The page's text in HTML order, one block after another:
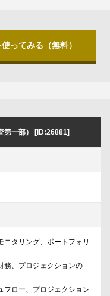
ってみる（無料）
第一部） [ID:26881]
タリング、ポートフォリ
務、プロジェクションの
フロー、プロジェクション